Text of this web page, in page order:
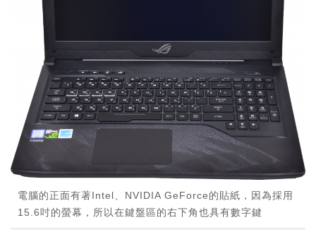
電腦的正面有著Intel、NVIDIA GeForce的貼紙，因為採用
15.6吋的螢幕，所以在鍵盤區的右下角也具有數字鍵